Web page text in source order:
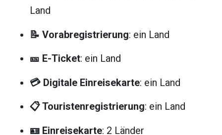
Land
📝 Vorabregistrierung: ein Land
🎫 E-Ticket: ein Land
💳 Digitale Einreisekarte: ein Land
📋 Touristenregistrierung: ein Land
🪪 Einreisekarte: 2 Länder